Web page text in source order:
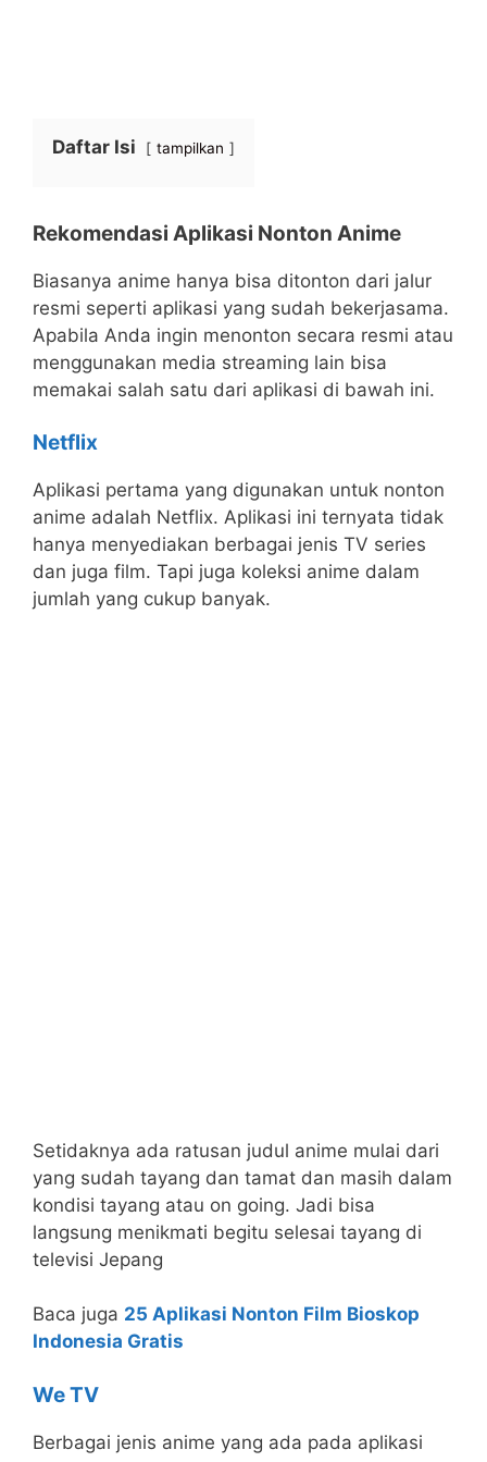
Daftar Isi tampilkan
Rekomendasi Aplikasi Nonton Anime
Biasanya anime hanya bisa ditonton dari jalur
resmi seperti aplikasi yang sudah bekerjasama.
Apabila Anda ingin menonton secara resmi atau
menggunakan media streaming lain bisa
memakai salah satu dari aplikasi di bawah ini.
Netflix
Aplikasi pertama yang digunakan untuk nonton
anime adalah Netflix. Aplikasi ini ternyata tidak
hanya menyediakan berbagai jenis TV series
dan juga film. Tapi juga koleksi anime dalam
jumlah yang cukup banyak.
Setidaknya ada ratusan judul anime mulai dari
yang sudah tayang dan tamat dan masih dalam
kondisi tayang atau on going. Jadi bisa
langsung menikmati begitu selesai tayang di
televisi Jepang
Baca juga 25 Aplikasi Nonton Film Bioskop
Indonesia Gratis
We TV
Berbagai jenis anime yang ada pada aplikasi